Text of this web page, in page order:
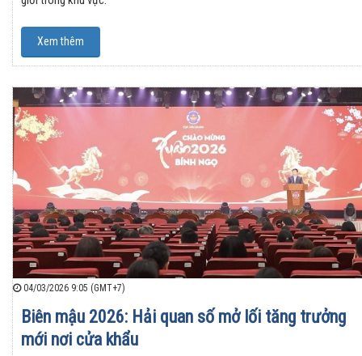
Xem thêm
04/03/2026 9:05 (GMT+7)
Biên mậu 2026: Hải quan số mở lối tăng trưởng
mới nơi cửa khẩu